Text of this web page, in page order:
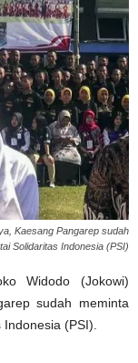
Kaesang Pangarep sudah
Solidaritas Indonesia (PSI)
Widodo (Jokowi)
sudah meminta
(PSI).